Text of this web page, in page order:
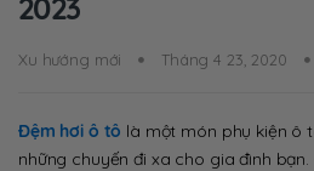
2023
Xu hướng mới Tháng 4 23, 2020
Đệm hơi ô tô là một món phụ kiện ô
những chuyến đi xa cho gia đình